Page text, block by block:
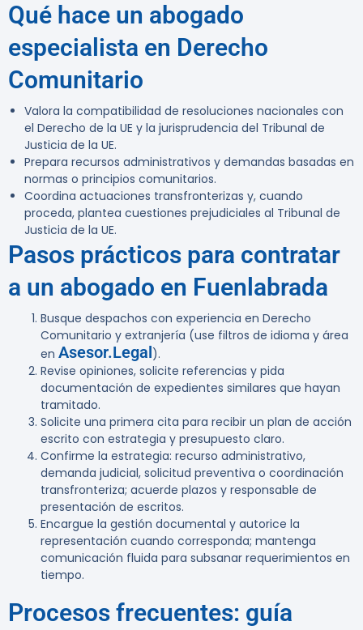
Qué hace un abogado
especialista en Derecho
Comunitario
Valora la compatibilidad de resoluciones nacionales con
el Derecho de la UE y la jurisprudencia del Tribunal de
Justicia de la UE.
Prepara recursos administrativos y demandas basadas en
normas o principios comunitarios.
Coordina actuaciones transfronterizas y, cuando
proceda, plantea cuestiones prejudiciales al Tribunal de
Justicia de la UE.
Pasos prácticos para contratar
a un abogado en Fuenlabrada
Busque despachos con experiencia en Derecho
Comunitario y extranjería (use filtros de idioma y área
en Asesor.Legal).
Revise opiniones, solicite referencias y pida
documentación de expedientes similares que hayan
tramitado.
Solicite una primera cita para recibir un plan de acción
escrito con estrategia y presupuesto claro.
Confirme la estrategia: recurso administrativo,
demanda judicial, solicitud preventiva o coordinación
transfronteriza; acuerde plazos y responsable de
presentación de escritos.
Encargue la gestión documental y autorice la
representación cuando corresponda; mantenga
comunicación fluida para subsanar requerimientos en
tiempo.
Procesos frecuentes: guía